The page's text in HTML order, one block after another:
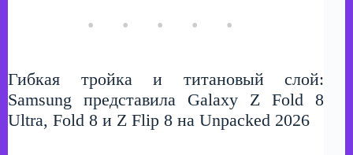
Гибкая тройка и титановый слой:
Samsung представила Galaxy Z Fold 8
Ultra, Fold 8 и Z Flip 8 на Unpacked 2026